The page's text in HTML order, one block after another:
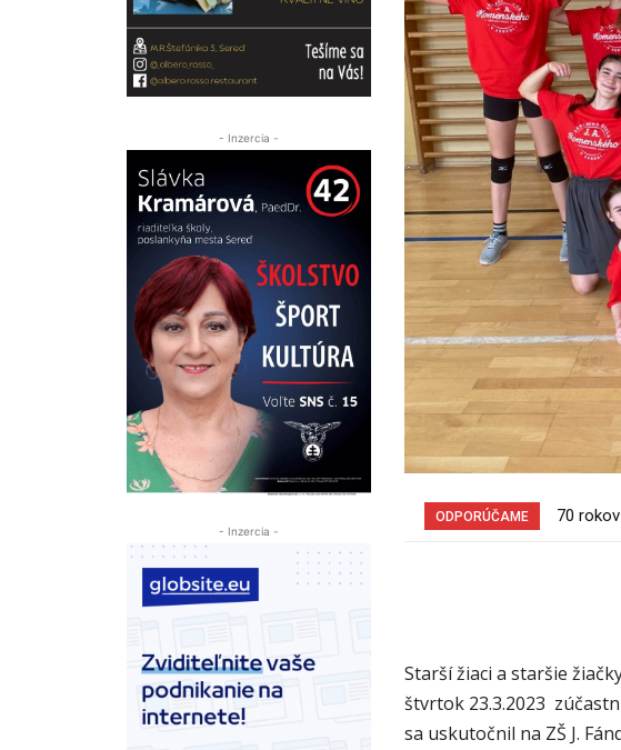
- Inzercia -
- Inzercia -
ODPORÚČAME
70 rokov
Sereď
Starší žiaci a staršie
štvrtok 23.3.2023
sa uskutočnil na ZŠ J.